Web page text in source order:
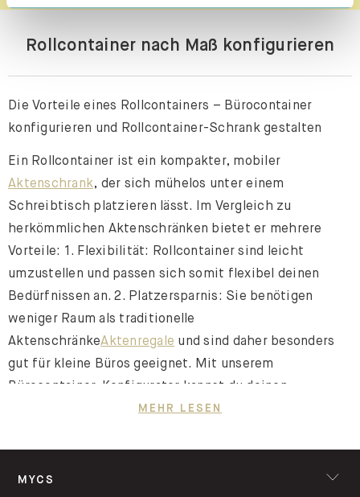
Rollcontainer nach Maß konfigurieren
Die Vorteile eines Rollcontainers – Bürocontainer
konfigurieren und Rollcontainer-Schrank gestalten
Ein Rollcontainer ist ein kompakter, mobiler
Aktenschrank, der sich mühelos unter einem
Schreibtisch platzieren lässt. Im Vergleich zu
herkömmlichen Aktenschränken bietet er mehrere
Vorteile: 1. Flexibilität: Rollcontainer sind leicht
umzustellen und passen sich somit flexibel deinen
Bedürfnissen an. 2. Platzersparnis: Sie benötigen
weniger Raum als traditionelle
AktenschränkeAktenregale und sind daher besonders
gut für kleine Büros geeignet. Mit unserem
Bürocontainer-Konfigurator kannst du deinen
Rollcontainer-Schrank ganz nach deinen individuellen
Möbelstück, das optimal in dein Büro passt und deine
Anforderungen erfüllt.
MEHR LESEN
MYCS